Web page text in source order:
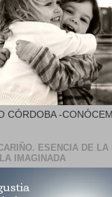
CÓRDOBA -
ESENCIA DE LA
IMAGINADA